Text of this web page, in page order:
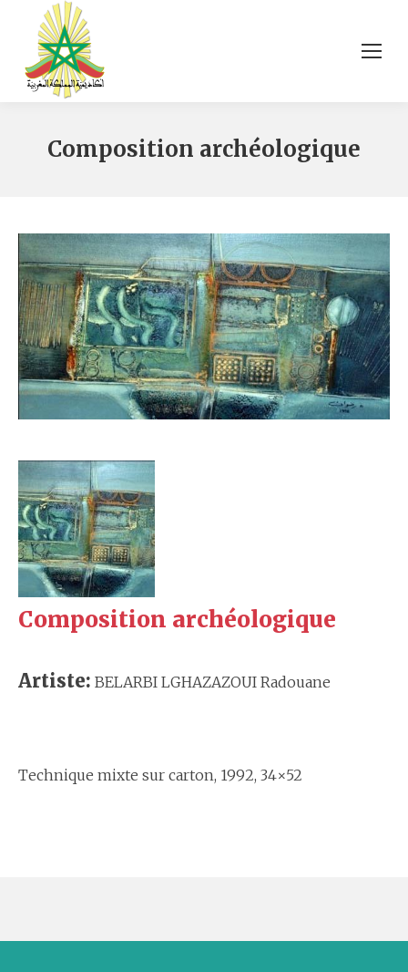
Composition archéologique
Composition archéologique
Artiste: BELARBI LGHAZAZOUI Radouane
Technique mixte sur carton, 1992, 34×52